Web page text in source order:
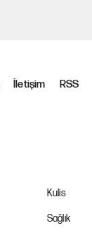
İletişim RSS
Kulis
Sağlık